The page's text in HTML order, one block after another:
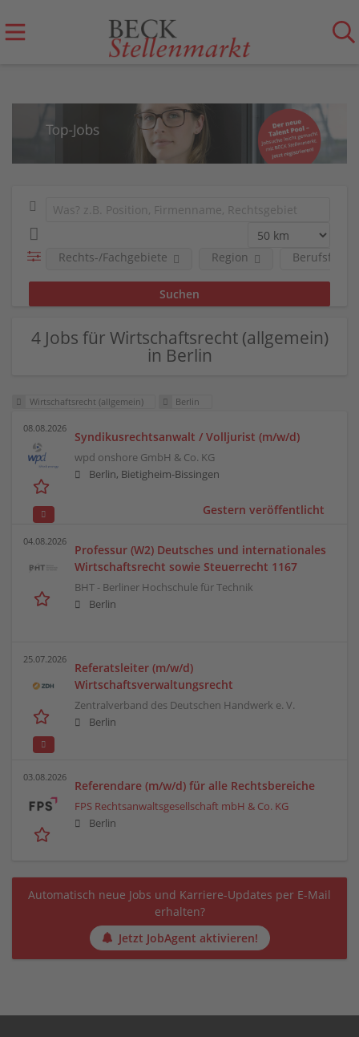
Berufsfeld
Rechts-/Fachgebiete Region
4 Jobs für Wirtschaftsrecht (allgemein)
in Berlin
Wirtschaftsrecht (allgemein) Berlin
08.08.2026
Syndikusrechtsanwalt / Volljurist (m/w/d)
wpd onshore GmbH & Co. KG
Berlin, Bietigheim-Bissingen
Gestern veröffentlicht
04.08.2026
Professur (W2) Deutsches und internationales
Wirtschaftsrecht sowie Steuerrecht 1167
BHT - Berliner Hochschule für Technik
Berlin
25.07.2026
Referatsleiter (m/w/d)
Wirtschaftsverwaltungsrecht
Zentralverband des Deutschen Handwerk e. V.
Berlin
03.08.2026
Referendare (m/w/d) für alle Rechtsbereiche
FPS Rechtsanwaltsgesellschaft mbH & Co. KG
Berlin
Automatisch neue Jobs und Karriere-Updates per E-Mail
erhalten?
Jetzt JobAgent aktivieren!